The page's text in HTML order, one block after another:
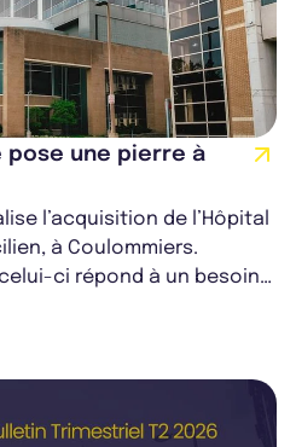
pose une pierre à
l’acquisition de l’Hôpital
à Coulommiers.
ci répond à un besoin